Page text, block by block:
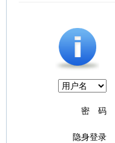
密 码
隐身登录